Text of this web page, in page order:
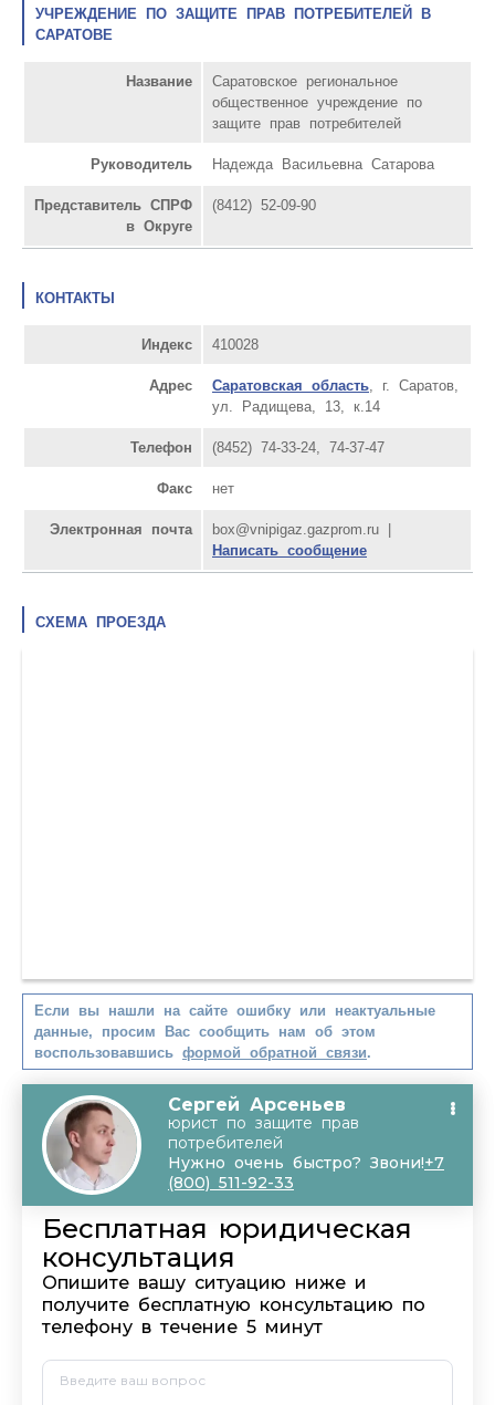
УЧРЕЖДЕНИЕ ПО ЗАЩИТЕ ПРАВ ПОТРЕБИТЕЛЕЙ В
САРАТОВЕ
Название
Саратовское региональное
общественное учреждение по
защите прав потребителей
Руководитель Надежда Васильевна Сатарова
Представитель СПРФ
в Округе
(8412) 52-09-90
КОНТАКТЫ
Индекс 410028
Адрес Саратовская область, г. Саратов,
ул. Радищева, 13, к.14
Телефон (8452) 74-33-24, 74-37-47
Факс нет
Электронная почта
box@vnipigaz.gazprom.ru |
Написать сообщение
СХЕМА ПРОЕЗДА
Если вы нашли на сайте ошибку или неактуальные
данные, просим Вас сообщить нам об этом
воспользовавшись формой обратной связи.